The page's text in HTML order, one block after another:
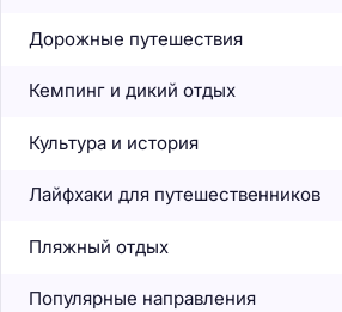
Дорожные путешествия
Кемпинг и дикий отдых
Культура и история
Лайфхаки для путешественников
Пляжный отдых
Популярные направления